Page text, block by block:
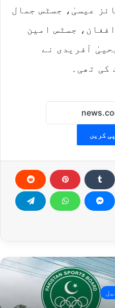
عیسیٰ، جسٹس جمال
جسٹس امین
آفریدی نے
کی تھی۔